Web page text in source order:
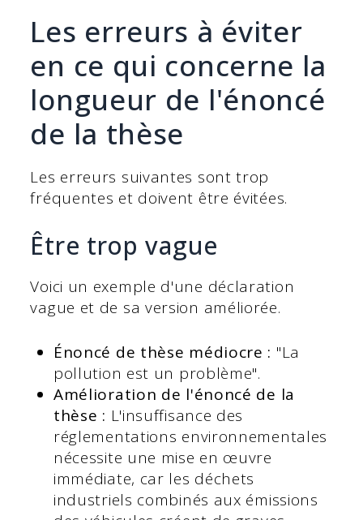
Les erreurs à éviter
en ce qui concerne la
longueur de l'énoncé
de la thèse
Les erreurs suivantes sont trop
fréquentes et doivent être évitées.
Être trop vague
Voici un exemple d'une déclaration
vague et de sa version améliorée.
Énoncé de thèse médiocre : "La
pollution est un problème".
Amélioration de l'énoncé de la
thèse : L'insuffisance des
réglementations environnementales
nécessite une mise en œuvre
immédiate, car les déchets
industriels combinés aux émissions